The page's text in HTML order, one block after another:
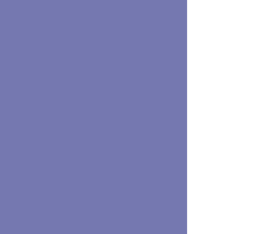
webovou stránku pro budoucí